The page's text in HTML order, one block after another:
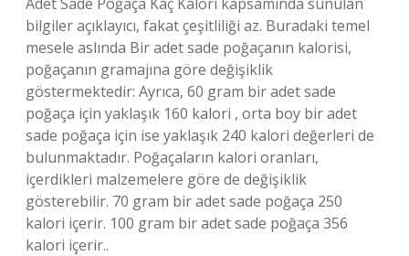
bilgiler açıklayıcı, fakat çeşitliliği az. Buradaki temel
mesele aslında Bir adet sade poğaçanın kalorisi,
poğaçanın gramajına göre değişiklik
göstermektedir: Ayrıca, 60 gram bir adet sade
poğaça için yaklaşık 160 kalori , orta boy bir adet
sade poğaça için ise yaklaşık 240 kalori değerleri de
bulunmaktadır. Poğaçaların kalori oranları,
içerdikleri malzemelere göre de değişiklik
gösterebilir. 70 gram bir adet sade poğaça 250
kalori içerir. 100 gram bir adet sade poğaça 356
kalori içerir..